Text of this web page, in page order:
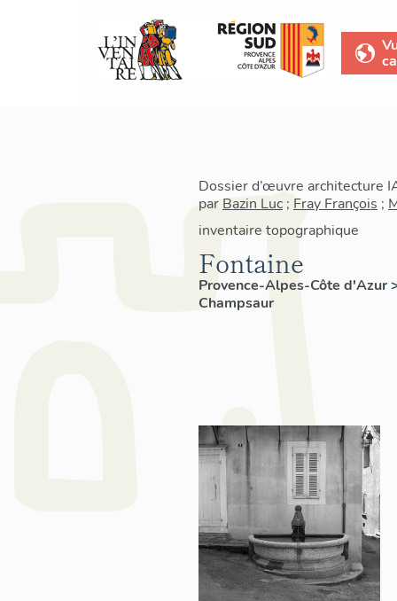
Dossier d’œuvre architecture
par Bazin Luc ; Fray François ;
inventaire topographique
Fontaine
Provence-Alpes-Côte d'Azur
Champsaur